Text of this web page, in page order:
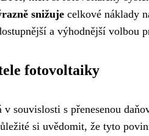
snižuje celkové náklady
a výhodnější volbou
fotovoltaiky
souvislosti s přenesenou
si uvědomit, že tyto